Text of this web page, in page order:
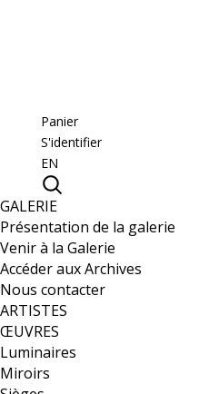
Panier
S'identifier
EN
GALERIE
Présentation de la galerie
Venir à la Galerie
Accéder aux Archives
Nous contacter
ARTISTES
ŒUVRES
Luminaires
Miroirs